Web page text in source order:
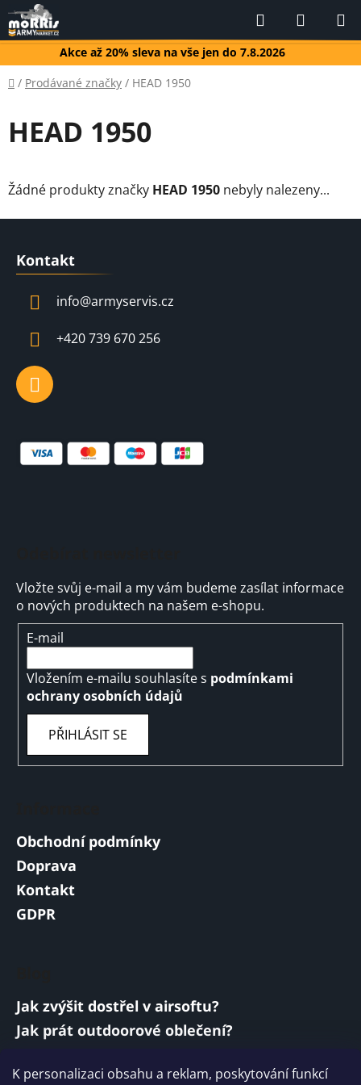
K personalizaci obsahu a reklam, poskytování funkcí
Přejít
na
obsah
Akce až 20% sleva na vše jen do 7.8.2026
Hledat
KOŠÍK
Domů
/ Prodávané značky / HEAD 1950
HEAD 1950
Žádné produkty značky HEAD 1950 nebyly nalezeny...
Kontakt
info@armyservis.cz
+420 739 670 256
Vložte svůj e-mail a my vám budeme zasílat informace
o nových produktech na našem e-shopu.
E-mail
Vložením e-mailu souhlasíte s podmínkami
ochrany osobních údajů
PŘIHLÁSIT SE
Obchodní podmínky
Doprava
Kontakt
GDPR
Jak zvýšit dostřel v airsoftu?
Jak prát outdoorové oblečení?
Vojenská a armádní sluchátka: co musí